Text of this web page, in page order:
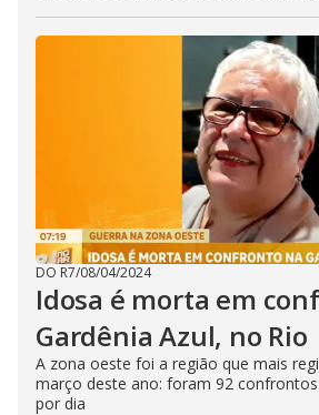
DO R7/08/04/2024
Idosa é morta em
Gardênia Azul, no Rio
A zona oeste foi a região que mais
março deste ano: foram 92
por dia